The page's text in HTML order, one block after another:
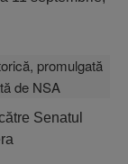
Senatul